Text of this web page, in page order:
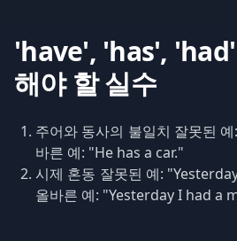
'have', 'has', 'had'
해야 할 실수
주어와 동사의 불일치 잘못된
바른 예: "He has a car."
시제 혼동 잘못된 예:
올바른 예: "Yesterday I had a